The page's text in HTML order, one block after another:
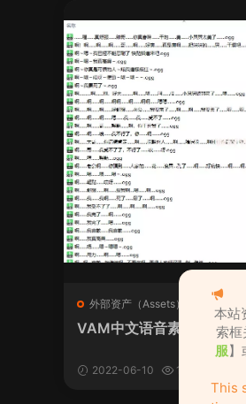
外部资产（Assets）
VAM中文语音素材替换包
2022-06-10 1.31w
本站
索
服
This